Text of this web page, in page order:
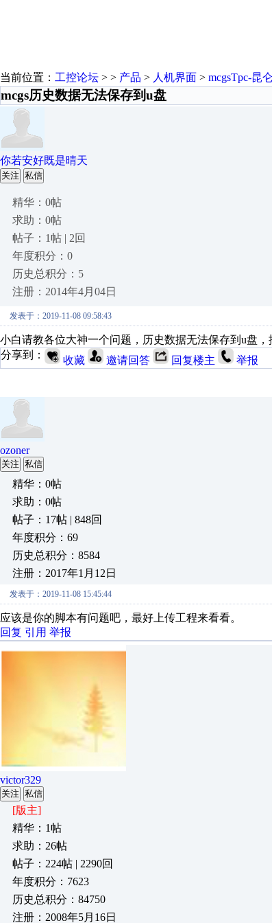
当前位置： 工控论坛 > > 产品 > 人机界面 > mcgsTpc-昆
mcgs历史数据无法保存到u盘
你若安好既是晴天
关注 私信
精华：0帖
求助：0帖
帖子：1帖 | 2回
年度积分：0
历史总积分：5
注册：2014年4月04日
发表于：2019-11-08 09:58:43
小白请教各位大神一个问题，历史数据无法保存到u盘
分享到：
收藏 邀请回答 回复楼主 举报
ozoner
关注 私信
精华：0帖
求助：0帖
帖子：17帖 | 848回
年度积分：69
历史总积分：8584
注册：2017年1月12日
发表于：2019-11-08 15:45:44
应该是你的脚本有问题吧，最好上传工程来看看。
回复 引用 举报
victor329
关注 私信
[版主]
精华：1帖
求助：26帖
帖子：224帖 | 2290回
年度积分：7623
历史总积分：84750
注册：2008年5月16日